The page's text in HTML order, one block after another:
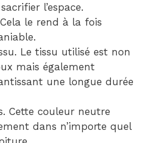
l’espace.
le rend à la fois
Le tissu utilisé est non
mais également
une longue durée
Cette couleur neutre
dans n’importe quel